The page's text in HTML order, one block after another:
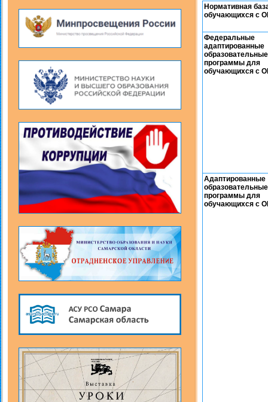
Нормативная
обучающихся с
Федеральные
адаптированные
образовательные
программы для
обучающихся с
Адаптированные
образовательные
программы для
обучающихся с